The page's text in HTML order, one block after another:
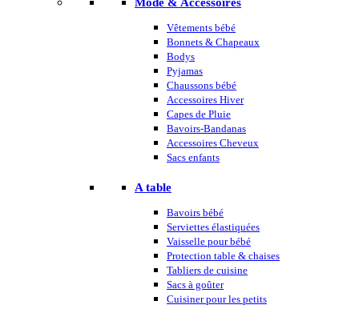
Vêtements bébé
Bonnets & Chapeaux
Bodys
Pyjamas
Chaussons bébé
Accessoires Hiver
Capes de Pluie
Bavoirs-Bandanas
Accessoires Cheveux
Sacs enfants
A table
Bavoirs bébé
Serviettes élastiquées
Vaisselle pour bébé
Protection table & chaises
Tabliers de cuisine
Sacs à goûter
Cuisiner pour les petits